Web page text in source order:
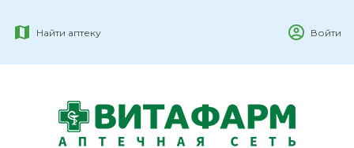
Найти аптеку Войти